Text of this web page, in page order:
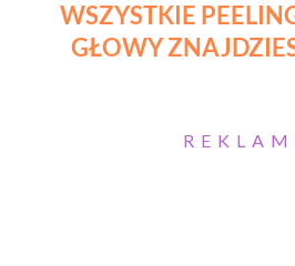
WSZYSTKIE
GŁOWY